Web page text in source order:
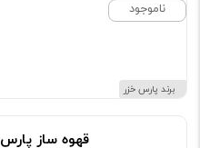
ناموجود
برند پارس خزر
قهوه ساز پارس